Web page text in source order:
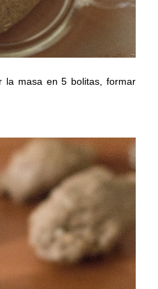
la masa en 5 bolitas, formar